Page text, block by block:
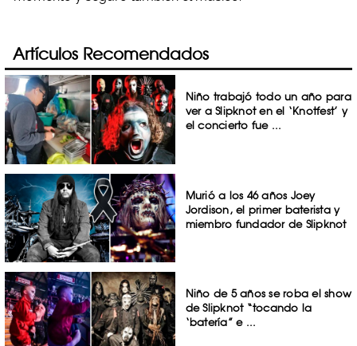
Artículos Recomendados
Niño trabajó todo un año para
ver a Slipknot en el ‘Knotfest’ y
el concierto fue ...
Murió a los 46 años Joey
Jordison, el primer baterista y
miembro fundador de Slipknot
Niño de 5 años se roba el show
de Slipknot “tocando la
‘batería” e ...